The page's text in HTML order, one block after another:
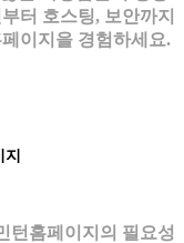
터 호스팅, 보안까지
이지을 경험하세요.
턴홈페이지의 필요성